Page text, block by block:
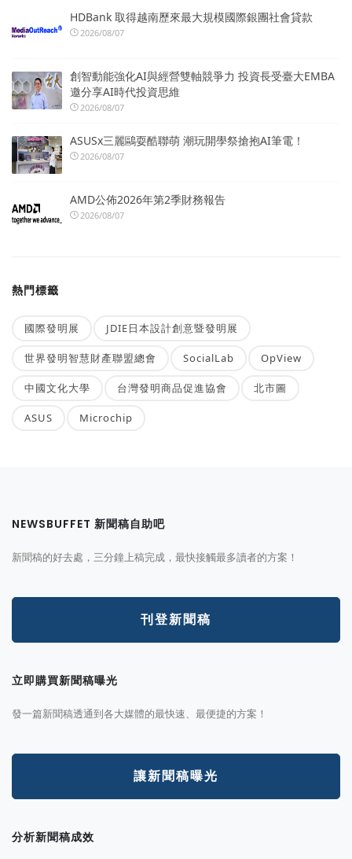
HDBank 取得越南歷來最大規模國際銀團社會貸款
2026/08/07
創智動能強化AI與經營雙軸競爭力 投資長受臺大EMBA
邀分享AI時代投資思維
2026/08/07
ASUSx三麗鷗耍酷聯萌 潮玩開學祭搶抱AI筆電！
2026/08/07
AMD公佈2026年第2季財務報告
2026/08/07
熱門標籤
國際發明展 JDIE日本設計創意暨發明展
世界發明智慧財產聯盟總會 SocialLab OpView
中國文化大學 台灣發明商品促進協會 北市圖
ASUS Microchip
NEWSBUFFET 新聞稿自助吧
新聞稿的好去處，三分鐘上稿完成，最快接觸最多讀者的方案！
刊登新聞稿
立即購買新聞稿曝光
發一篇新聞稿透通到各大媒體的最快速、最便捷的方案！
讓新聞稿曝光
分析新聞稿成效